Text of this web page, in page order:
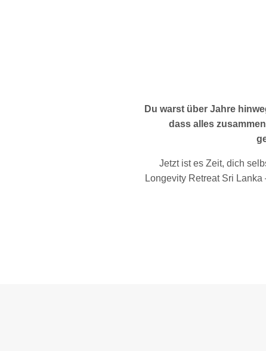
Du warst über Jahre
dass alles
Jetzt ist es Zeit, dich
Longevity Retreat Sri